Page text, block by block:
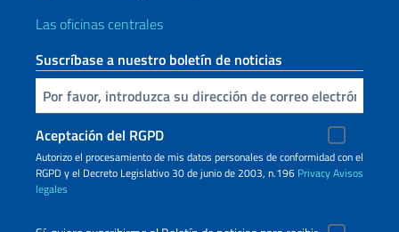
Las oficinas centrales
Suscríbase a nuestro boletín de noticias
Inserta tu correo electronico
Aceptación del RGPD
Autorizo ​​el procesamiento de mis datos personales de conformidad con el
RGPD y el Decreto Legislativo 30 de junio de 2003, n.196 PrivacyAvisos
legales